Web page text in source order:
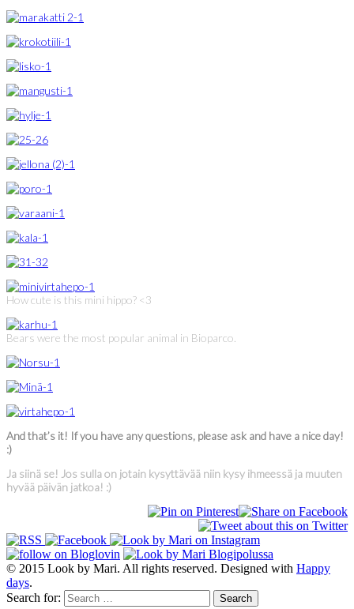
How cute is this mini hippo? <3
Bears were the most popular animal in Bioparco.
And that’s it! If you have any questions, please ask and have a nice day!
:)
Ja siinä se! Jos sulla on jotain kysyttävää niin kysy ihmeessä ja muuten
hyvää päivän jatkoa! :)
© 2015 Look by Mari. All rights reserved. Designed with Happy
days.
Search for: